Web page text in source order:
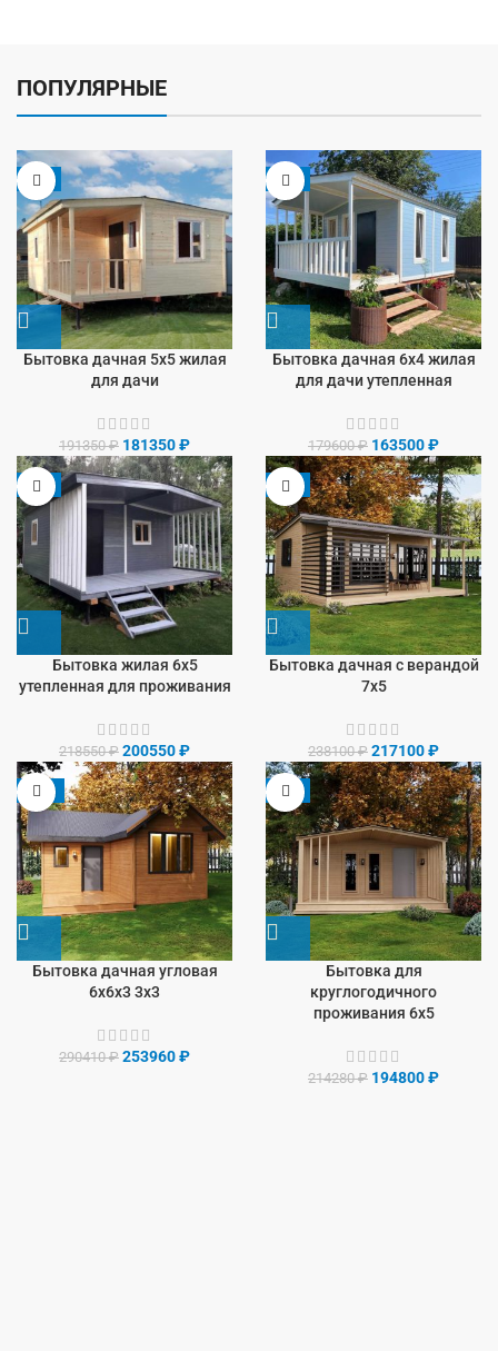
ПОПУЛЯРНЫЕ
-5%
Бытовка дачная 5х5 жилая
для дачи
191350₽ 181350₽
-9%
Бытовка дачная 6х4 жилая
для дачи утепленная
179600₽ 163500₽
-8%
Бытовка жилая 6х5
утепленная для проживания
218550₽ 200550₽
-9%
Бытовка дачная с верандой
7х5
238100₽ 217100₽
-13%
Бытовка дачная угловая
6х6х3 3х3
290410₽ 253960₽
-9%
Бытовка для
круглогодичного
проживания 6х5
214280₽ 194800₽